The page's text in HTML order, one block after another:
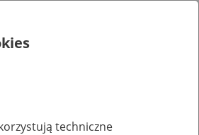
techniczne